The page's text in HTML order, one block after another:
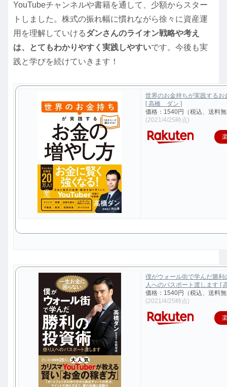
YouTubeチャンネルや書籍を通して、少額からスター
トしました。株式の振れ幅に慣れながら徐々に資産運
用を理解していけるダンさんのライオン戦略や考え
は、とてもわかりやすく実践しやすいです。今後も実
践と学びを続けていきます！
世界のお金持ちが実践するお
[ 高橋 ダン ]
価格：1540円（税込、送料
(2021/4/25時点)
僕がウォール街で学んだ勝利
人へのパスポート渡します [
価格：1540円（税込、送料
(2021/4/25時点)